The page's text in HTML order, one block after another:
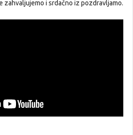
zahvaljujemo i srdačno iz pozdravljamo.